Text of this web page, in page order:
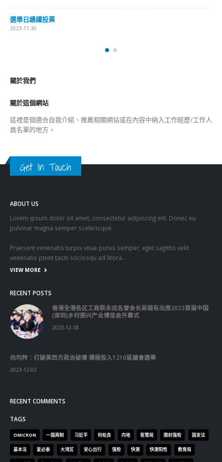
選舉日踴躍投票
2023-11-30
關於我們
關於這個網站
這裡是個適合自我介紹、推薦相關網站或在內容中納入工作經歷/工作人
員名單的地方。
Get In Touch
ABOUT US
Lorem ipsum dolor sit amet, consectetur adipiscing elit. Donec eu
pulvinar magna semper scelerisque.
Praesent venenatis turpis vitae purus semper, eget sagittis velit
venenatis ptent taciti sociosqu ad litora…
VIEW MORE
RECENT POSTS
香港全港各区工商联永远名誉会长吴锡有出席2023首届中国
(深圳)乡村振兴产业博览会开幕式
2023-12-18
向均羚：打破美西方政治破壞 積極投入1210區議會選舉
2023-12-02
RECENT COMMENTS
TAGS
OMICRON 一国两制 习近平 何柏良 内地 医管局 围封强检 国安法
基本法 复必泰 大湾区 安心出行 强检 快测 快测阳性 教育局